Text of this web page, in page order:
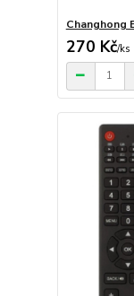
Changhong
270 Kč/ks